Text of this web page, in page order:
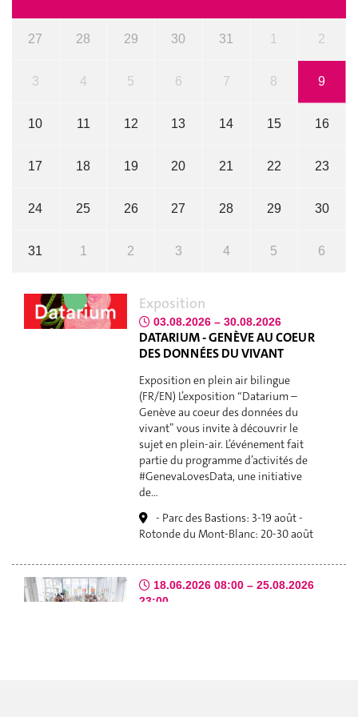
27 28 29 30 31 1 2
3 4 5 6 7 8 9
10 11 12 13 14 15 16
17 18 19 20 21 22 23
24 25 26 27 28 29 30
31 1 2 3 4 5 6
Exposition
03.08.2026 – 30.08.2026
DATARIUM - GENÈVE AU COEUR
DES DONNÉES DU VIVANT
Exposition en plein air bilingue
(FR/EN) L’exposition “Datarium –
Genève au coeur des données du
vivant” vous invite à découvrir le
sujet en plein-air. L’événement fait
partie du programme d’activités de
#GenevaLovesData, une initiative
de…
- Parc des Bastions: 3-19 août -
Rotonde du Mont-Blanc: 20-30 août
18.06.2026 08:00 – 25.08.2026
23:00